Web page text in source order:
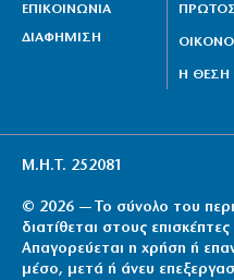
συνέβη στο ξενοδοχείο
10|08|2026 | 8:37
ΕΠΙΚΟΙΝΩΝΙΑ
ΔΙΑΦΗΜΙΣΗ
Η ΘΕΣΗ
Μ.Η.Τ. 252081
© 2026 — Το σύνολο του
διατίθεται στους
Απαγορεύεται η χρήση ή
μέσο, μετά ή άνευ